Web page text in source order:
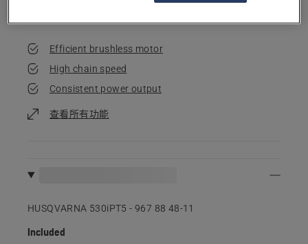
Efficient brushless motor
High chain speed
Consistent power output
查看所有功能
HUSQVARNA 530iPT5 - 967 88 48‑11
Included